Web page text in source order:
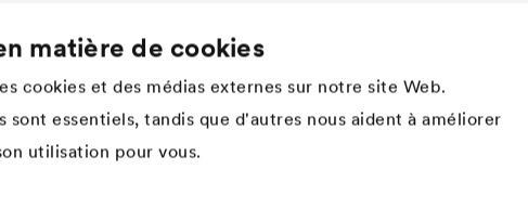
matière de cookies
cookies et des médias externes sur notre site Web.
sont essentiels, tandis que d'autres nous aident à améliorer
utilisation pour vous.
References
Contact international - DÖRKEN
Innovation, recherche &